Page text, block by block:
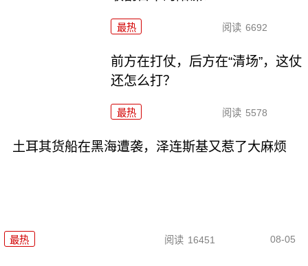
最热 阅读 6692
前方在打仗，后方在“清场”，这仗
还怎么打？
最热 阅读 5578
土耳其货船在黑海遭袭，泽连斯基又惹了大麻烦
最热 阅读 16451 08-05